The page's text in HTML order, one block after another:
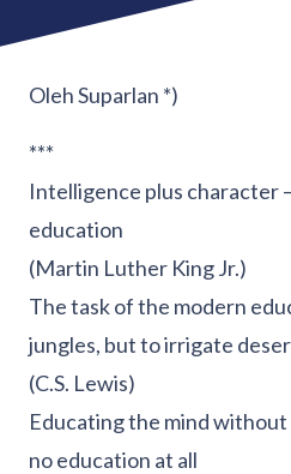
Oleh Suparlan *)
***
Intelligence plus character
education
(Martin Luther King Jr.)
The task of the modern
jungles, but to irrigate
(C.S. Lewis)
Educating the mind
no education at all